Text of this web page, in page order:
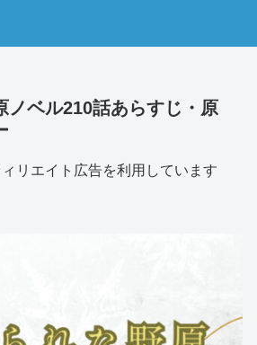
ノベル210話あらすじ・原
リエイト広告を利用しています